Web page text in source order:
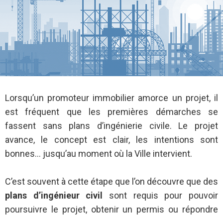
Lorsqu’un promoteur immobilier amorce un projet, il
est fréquent que les premières démarches se
fassent sans plans d’ingénierie civile. Le projet
avance, le concept est clair, les intentions sont
bonnes… jusqu’au moment où la Ville intervient.
C’est souvent à cette étape que l’on découvre que des
plans d’ingénieur civil sont requis pour pouvoir
poursuivre le projet, obtenir un permis ou répondre